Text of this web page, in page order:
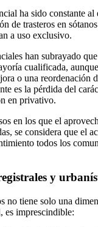
ha sido constante
de trasteros en
a uso exclusivo.
han subrayado
cualificada,
o una reordenación
es la pérdida del
en privativo.
en los que el
se considera que el
todos los
y
no tiene solo una
es imprescindible: